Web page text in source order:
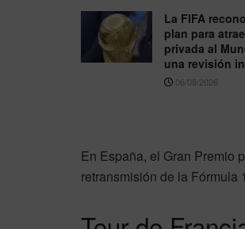
La FIFA
plan para
privada al
una revisión
06/08/2026
En España, el Gran Premio
retransmisión de la Fórmula